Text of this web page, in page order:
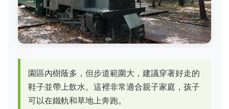
園區內樹蔭多，但步道範圍大，建議穿著好走的
鞋子並帶上飲水。這裡非常適合親子家庭，孩子
可以在鐵軌和草地上奔跑。